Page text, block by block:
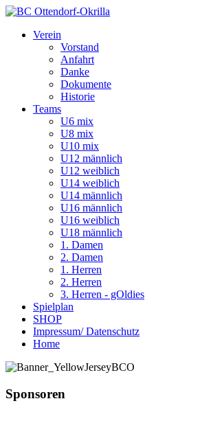
Verein
Vorstand
Anfahrt
Danke
Dokumente
Historie
Teams
U6 mix
U8 mix
U10 mix
U12 männlich
U12 weiblich
U14 weiblich
U14 männlich
U16 männlich
U16 weiblich
U18 männlich
1. Damen
2. Damen
1. Herren
2. Herren
3. Herren - gOldies
Spielplan
SHOP
Impressum/ Datenschutz
Home
Sponsoren